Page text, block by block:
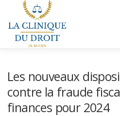
contenu
VEILLES
Les nouveaux
contre la fraude
finances pour 2024